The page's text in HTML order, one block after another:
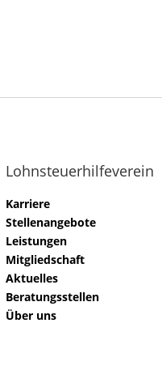
Lohnsteuerhilfeverein
Karriere
Stellenangebote
Leistungen
Mitgliedschaft
Aktuelles
Beratungsstellen
Über uns